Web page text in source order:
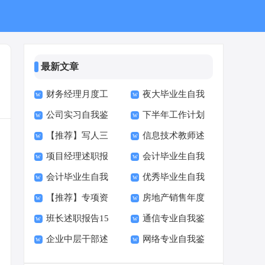
最新文章
财务经理月度工
作计划
夜大毕业生自我
鉴定(通用15篇)
公司实习自我鉴
定
下半年工作计划
(15篇)
【推荐】写人三
年级作文300字汇编7
篇
信息技术教师述
职报告
项目经理述职报
告合集15篇
会计毕业生自我
鉴定(精选15篇)
会计毕业生自我
鉴定(通用15篇)
优秀毕业生自我
鉴定(15篇)
【推荐】专项资
金自查报告
房地产销售年度
述职报告
班长述职报告15
篇
通信专业自我鉴
定
企业中层干部述 网络专业自我鉴